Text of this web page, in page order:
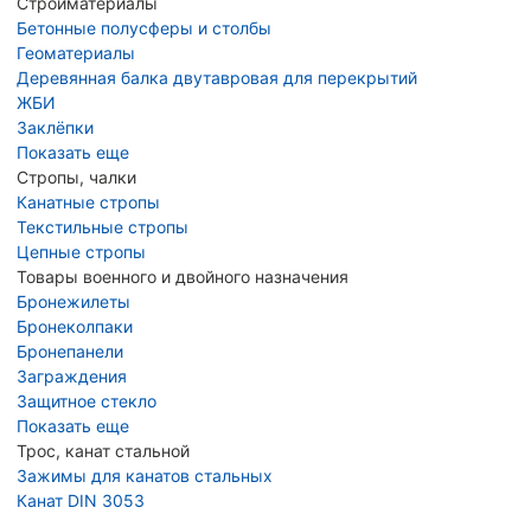
Бетонные полусферы и столбы
Геоматериалы
Деревянная балка двутавровая для перекрытий
ЖБИ
Заклёпки
Показать еще
Стропы, чалки
Канатные стропы
Текстильные стропы
Цепные стропы
Товары военного и двойного назначения
Бронежилеты
Бронеколпаки
Бронепанели
Заграждения
Защитное стекло
Показать еще
Трос, канат стальной
Зажимы для канатов стальных
Канат DIN 3053